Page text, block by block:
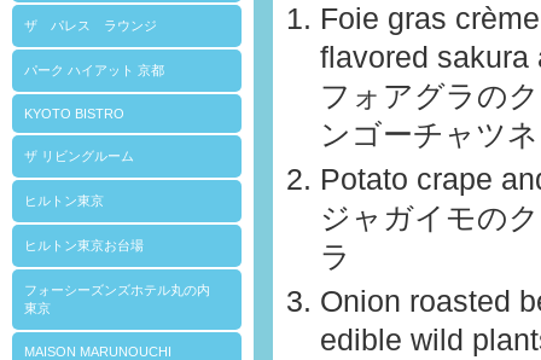
ザ パレス ラウンジ
パーク ハイアット 京都
KYOTO BISTRO
ザ リビングルーム
ヒルトン東京
ヒルトン東京お台場
フォーシーズンズホテル丸の内
東京
MAISON MARUNOUCHI
Foie gras
flavored sakura
フォアグラの
ンゴーチャツ
Potato crape
ジャガイモの
ラ
Onion roasted
edible wild